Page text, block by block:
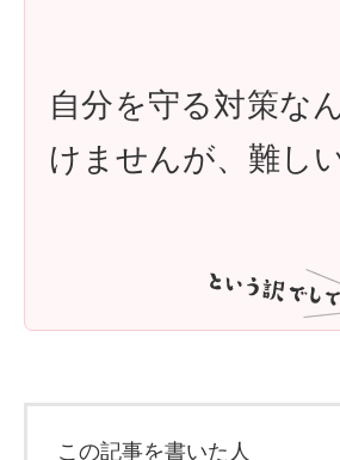
自分を守る対策な
けませんが、難し
この記事を書いた人